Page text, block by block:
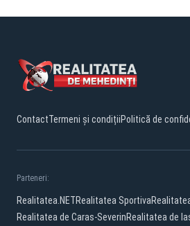
ContactTermeni și condițiiPolitică de
Parteneri:
Realitatea.NETRealitatea Sportiva
Realitatea de Caras-SeverinRealitatea de